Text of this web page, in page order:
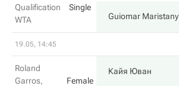
Qualification
WTA
Single
Guiomar Maristany
19.05, 14:45
Roland
Garros,
Female
Кайя Юван